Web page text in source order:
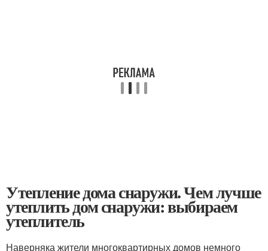
Утепление дома снаружи. Чем лучше
утеплить дом снаружи: выбираем
утеплитель
Наверняка жители многоквартирных домов немного